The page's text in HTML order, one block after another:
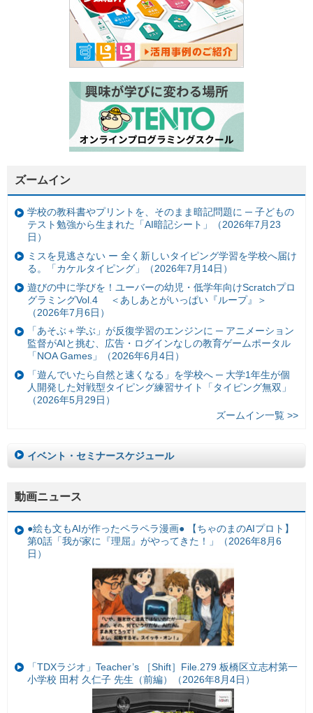
ズームイン
学校の教科書やプリントを、そのまま暗記問題に ─ 子どもの
テスト勉強から生まれた「AI暗記シート」（2026年7月23
日）
ミスを見逃さない ー 全く新しいタイピング学習を学校へ届け
る。「カケルタイピング」（2026年7月14日）
遊びの中に学びを！ユーバーの幼児・低学年向けScratchプロ
グラミングVol.4 ＜あしあとがいっぱい『ループ』＞
（2026年7月6日）
「あそぶ＋学ぶ」が反復学習のエンジンに ─ アニメーション
監督がAIと挑む、広告・ログインなしの教育ゲームポータル
「NOA Games」（2026年6月4日）
「遊んでいたら自然と速くなる」を学校へ ─ 大学1年生が個
人開発した対戦型タイピング練習サイト「タイピング無双」
（2026年5月29日）
ズームイン一覧 >>
イベント・セミナースケジュール
動画ニュース
●絵も文もAIが作ったペラペラ漫画● 【ちゃのまのAIプロト】
第0話「我が家に『理屈』がやってきた！」（2026年8月6
日）
「TDXラジオ」Teacher’s ［Shift］File.279 板橋区立志村第一
小学校 田村 久仁子 先生（前編）（2026年8月4日）